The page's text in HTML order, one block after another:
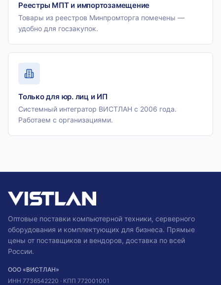
Реестры МПТ и импортозамещение
Товары из реестров Минпромторга помечены —
удобно для госзакупок.
Только для юр. лиц и ИП
Системный интегратор ВИСТЛАН с 2006 года.
Работаем с организациями.
Оптовые поставки компьютерной техники, серверного
оборудования и комплектующих для бизнеса. Прямые
цены от поставщиков и вендоров, доставка по всей
России.
ООО «ВИСТЛАН»
ИНН 7736542220 · КПП 772001001